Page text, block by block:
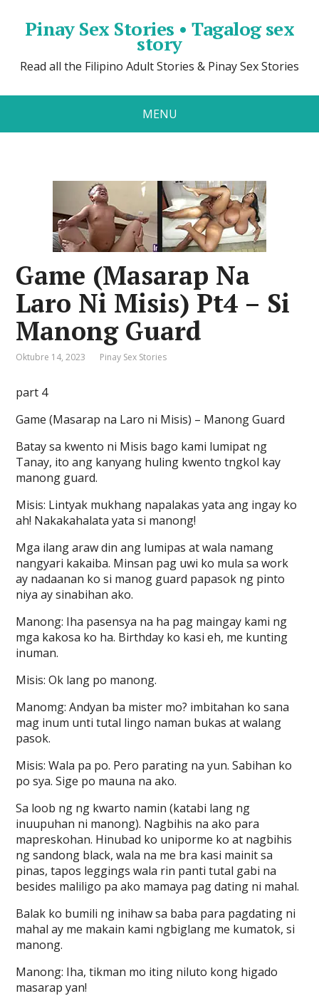
Pinay Sex Stories • Tagalog sex
story
Read all the Filipino Adult Stories & Pinay Sex Stories
MENU
Game (Masarap Na
Laro Ni Misis) Pt4 – Si
Manong Guard
Oktubre 14, 2023 Pinay Sex Stories
part 4
Game (Masarap na Laro ni Misis) – Manong Guard
Batay sa kwento ni Misis bago kami lumipat ng
Tanay, ito ang kanyang huling kwento tngkol kay
manong guard.
Misis: Lintyak mukhang napalakas yata ang ingay ko
ah! Nakakahalata yata si manong!
Mga ilang araw din ang lumipas at wala namang
nangyari kakaiba. Minsan pag uwi ko mula sa work
ay nadaanan ko si manog guard papasok ng pinto
niya ay sinabihan ako.
Manong: Iha pasensya na ha pag maingay kami ng
mga kakosa ko ha. Birthday ko kasi eh, me kunting
inuman.
Misis: Ok lang po manong.
Manomg: Andyan ba mister mo? imbitahan ko sana
mag inum unti tutal lingo naman bukas at walang
pasok.
Misis: Wala pa po. Pero parating na yun. Sabihan ko
po sya. Sige po mauna na ako.
Sa loob ng ng kwarto namin (katabi lang ng
inuupuhan ni manong). Nagbihis na ako para
mapreskohan. Hinubad ko uniporme ko at nagbihis
ng sandong black, wala na me bra kasi mainit sa
pinas, tapos leggings wala rin panti tutal gabi na
besides maliligo pa ako mamaya pag dating ni mahal.
Balak ko bumili ng inihaw sa baba para pagdating ni
mahal ay me makain kami ngbiglang me kumatok, si
manong.
Manong: Iha, tikman mo iting niluto kong higado
masarap yan!